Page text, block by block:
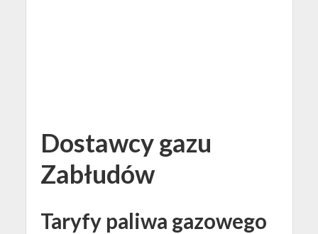
Dostawcy gazu
Zabłudów
Taryfy paliwa gazowego